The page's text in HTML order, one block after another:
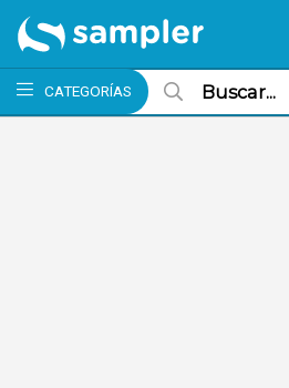
CATEGORÍAS
MI COMPRA